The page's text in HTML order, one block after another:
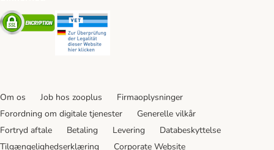
Security
Om os Job hos zooplus
Firmaoplysninger
Forordning om digitale tjenester
Generelle vilkår
Fortryd aftale
Betaling Levering
Databeskyttelse
Tilgængelighedserklæring
Corporate Website